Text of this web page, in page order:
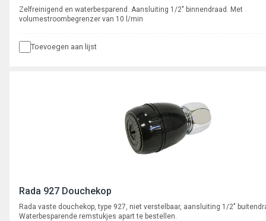
Zelfreinigend en waterbesparend. Aansluiting 1/2" binnendraad. Met
volumestroombegrenzer van 10 l/min
Toevoegen aan lijst
Rada 927 Douchekop
Rada vaste douchekop, type 927, niet verstelbaar, aansluiting 1/2"
Waterbesparende remstukjes apart te bestellen.